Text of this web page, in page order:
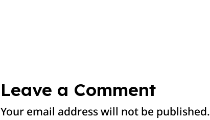
Leave a Comment
Your email address will not be published.